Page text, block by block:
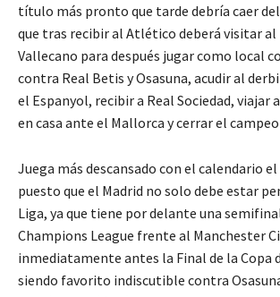
título más pronto que tarde debría caer
que tras recibir al Atlético deberá visitar al
Vallecano para después jugar como local
contra Real Betis y Osasuna, acudir al
el Espanyol, recibir a Real Sociedad, viajar
en casa ante el Mallorca y cerrar el
Juega más descansado con el calendario
puesto que el Madrid no solo debe estar
Liga, ya que tiene por delante una
Champions League frente al Manchester
inmediatamente antes la Final de la Copa
siendo favorito indiscutible contra